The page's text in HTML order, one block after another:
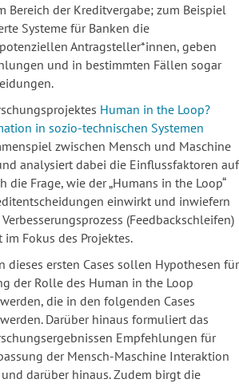
Bereich der Kreditvergabe; zum Beispiel
Systeme für Banken die
Antragsteller*innen, geben
und in bestimmten Fällen sogar
Human in the Loop?
in sozio-technischen Systemen
zwischen Mensch und Maschine
analysiert dabei die Einflussfaktoren auf
die Frage, wie der „Humans in the Loop“
einwirkt und inwiefern
(Feedbackschleifen)
Fokus des Projektes.
dieses ersten Cases sollen Hypothesen für
der Rolle des Human in the Loop
die in den folgenden Cases
Darüber hinaus formuliert das
Empfehlungen für
der Mensch-Maschine Interaktion
darüber hinaus. Zudem birgt die